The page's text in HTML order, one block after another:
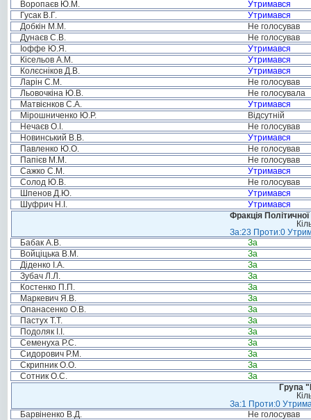
Воропаєв Ю.М.
Утримався
Гусак В.Г.
Утримався
Добкін М.М.
Не голосував
Дунаєв С.В.
Не голосував
Іоффе Ю.Я.
Утримався
Кісельов А.М.
Утримався
Колєсніков Д.В.
Утримався
Ларін С.М.
Не голосував
Льовочкіна Ю.В.
Не голосувала
Матвієнков С.А.
Утримався
Мірошниченко Ю.Р.
Відсутній
Нечаєв О.І.
Не голосував
Новинський В.В.
Утримався
Павленко Ю.О.
Не голосував
Папієв М.М.
Не голосував
Сажко С.М.
Утримався
Солод Ю.В.
Не голосував
Шпенов Д.Ю.
Утримався
Шуфрич Н.І.
Утримався
Фракція
За:23 Проти:0
Бабак А.В.
За
Войціцька В.М.
За
Діденко І.А.
За
Зубач Л.Л.
За
Костенко П.П.
За
Маркевич Я.В.
За
Опанасенко О.В.
За
Пастух Т.Т.
За
Подоляк І.І.
За
Семенуха Р.С.
За
Сидорович Р.М.
За
Скрипник О.О.
За
Сотник О.С.
За
Група
За:1 Проти:0
Барвіненко В.Д.
Не голосував